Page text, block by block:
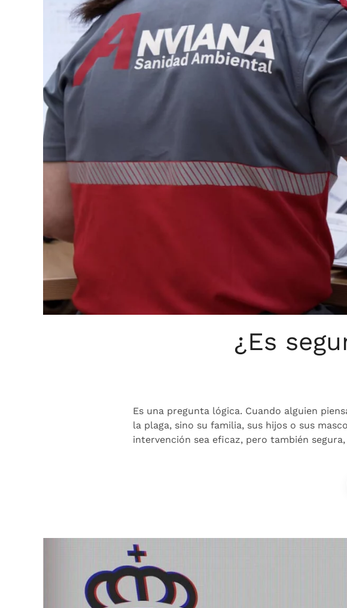
¿Es
Es una pregunta lógica. Cuando alguien
la plaga, sino su familia, sus hijos o sus
intervención sea eficaz, pero también